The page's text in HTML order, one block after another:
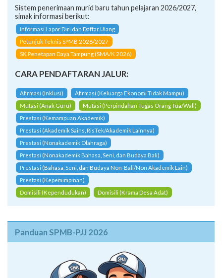
Sistem penerimaan murid baru tahun pelajaran 2026/2027,
simak informasi berikut:
Informasi Lapor Diri dan Daftar Ulang
Petunjuk Teknis SPMB 2026/2027
SK Penetapan Daya Tampung (SMA/K 2026)
CARA PENDAFTARAN JALUR:
Afirmasi (Inklusi)
Afirmasi (Keluarga Ekonomi Tidak Mampu)
Mutasi (Anak Guru)
Mutasi (Perpindahan Tugas Orang Tua/Wali)
Prestasi (Kemampuan Akademik)
Prestasi (Akademik Sains, RisTek/Akademik Lainnya)
Prestasi (Nonakademik Olahraga)
Prestasi (Nonakademik Bahasa, Seni, dan Budaya Bali)
Prestasi (Bahasa, Seni, dan Budaya Non-Bali/Non Akademik Lain)
Prestasi (Kepemimpinan)
Domisili (Kependudukan)
Domisili (Krama Desa Adat)
Panduan SPMB-PJJ 2026